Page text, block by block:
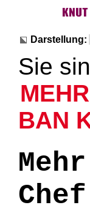
Darstellung:
Sie
BAN